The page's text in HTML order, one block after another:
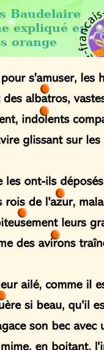
Baudelaire
expliqué en
orange